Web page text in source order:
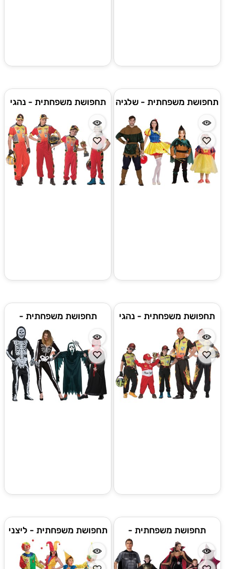
תחפושת משפחתית - שלגיה
תחפושת משפחתית - נהגי
מרוצים
תחפושת משפחתית - נהגי
מרוצי המדבר
תחפושת משפחתית -
השלדים
תחפושת משפחתית -
דרקולה
תחפושת משפחתית - ליצני
הקרקס